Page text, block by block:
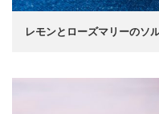
レモンとローズマリーのソ